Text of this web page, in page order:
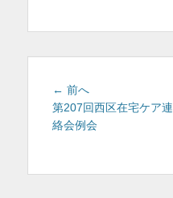
投
稿
ナ
← 前へ
の
投
第207回西区在宅ケア連
絡会例会